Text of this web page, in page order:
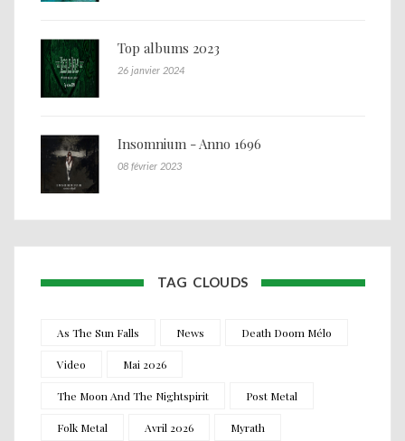
Top albums 2023
26 janvier 2024
Insomnium - Anno 1696
08 février 2023
TAG CLOUDS
As The Sun Falls News Death Doom Mélo
Video Mai 2026
The Moon And The Nightspirit Post Metal
Folk Metal Avril 2026 Myrath